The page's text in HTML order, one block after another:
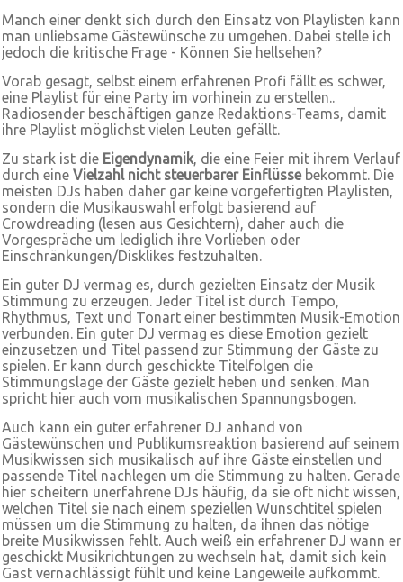
Manch einer denkt sich durch den Einsatz von Playlisten kann
man unliebsame Gästewünsche zu umgehen. Dabei stelle ich
jedoch die kritische Frage - Können Sie hellsehen?
Vorab gesagt, selbst einem erfahrenen Profi fällt es schwer,
eine Playlist für eine Party im vorhinein zu erstellen..
Radiosender beschäftigen ganze Redaktions-Teams, damit
ihre Playlist möglichst vielen Leuten gefällt.
Zu stark ist die Eigendynamik, die eine Feier mit ihrem Verlauf
durch eine Vielzahl nicht steuerbarer Einflüssebekommt. Die
meisten DJs haben daher gar keine vorgefertigten Playlisten,
sondern die Musikauswahl erfolgt basierend auf
Crowdreading (lesen aus Gesichtern), daher auch die
Vorgespräche um lediglich ihre Vorlieben oder
Einschränkungen/Disklikes festzuhalten.
Ein guter DJ vermag es, durch gezielten Einsatz der Musik
Stimmung zu erzeugen. Jeder Titel ist durch Tempo,
Rhythmus, Text und Tonart einer bestimmten Musik-Emotion
verbunden. Ein guter DJ vermag es diese Emotion gezielt
einzusetzen und Titel passend zur Stimmung der Gäste zu
spielen. Er kann durch geschickte Titelfolgen die
Stimmungslage der Gäste gezielt heben und senken. Man
spricht hier auch vom musikalischen Spannungsbogen.
Auch kann ein guter erfahrener DJ anhand von
Gästewünschen und Publikumsreaktion basierend auf seinem
Musikwissen sich musikalisch auf ihre Gäste einstellen und
passende Titel nachlegen um die Stimmung zu halten. Gerade
hier scheitern unerfahrene DJs häufig, da sie oft nicht wissen,
welchen Titel sie nach einem speziellen Wunschtitel spielen
müssen um die Stimmung zu halten, da ihnen das nötige
breite Musikwissen fehlt. Auch weiß ein erfahrener DJ wann er
geschickt Musikrichtungen zu wechseln hat, damit sich kein
Gast vernachlässigt fühlt und keine Langeweile aufkommt.